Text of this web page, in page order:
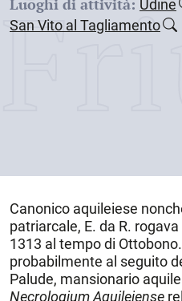
Luoghi di attività: Udine
San Vito al Tagliamento
Canonico aquileiese
patriarcale, E. da R.
1313 al tempo di
probabilmente al seguito
Palude, mansionario
Necrologium Aquileiense